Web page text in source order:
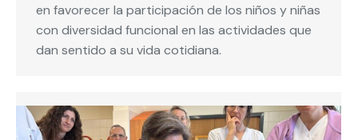
en favorecer la participación de los niños y niñas
con diversidad funcional en las actividades que
dan sentido a su vida cotidiana.